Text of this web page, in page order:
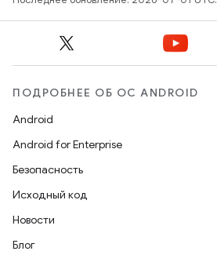
ПОДРОБНЕЕ ОБ ОС ANDROID
Android
Android for Enterprise
Безопасность
Исходный код
Новости
Блог